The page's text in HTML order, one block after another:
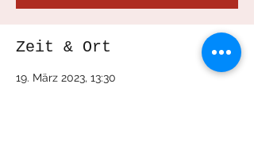
Zeit & Ort
19. März 2023, 13:30